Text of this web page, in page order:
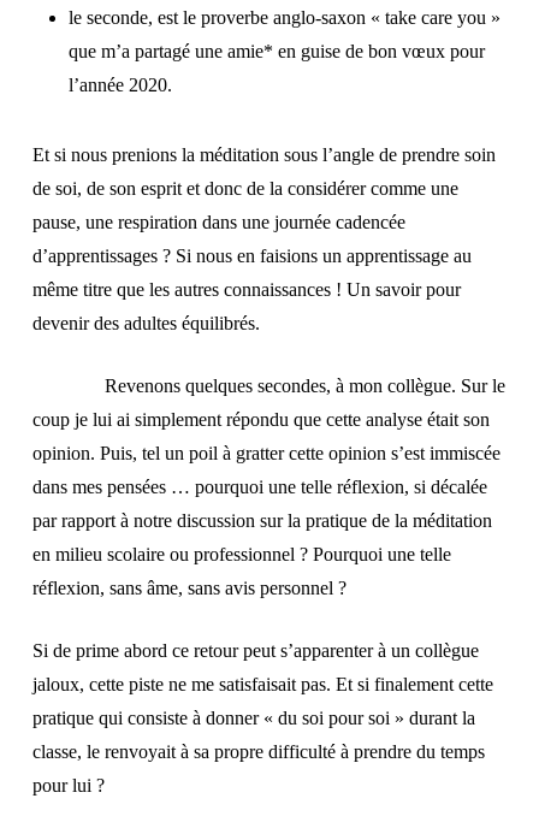
le seconde, est le proverbe anglo-saxon « take care you »
que m’a partagé une amie* en guise de bon vœux pour
l’année 2020.
Et si nous prenions la méditation sous l’angle de prendre soin
de soi, de son esprit et donc de la considérer comme une
pause, une respiration dans une journée cadencée
d’apprentissages ? Si nous en faisions un apprentissage au
même titre que les autres connaissances ! Un savoir pour
devenir des adultes équilibrés.
Revenons quelques secondes, à mon collègue. Sur le
coup je lui ai simplement répondu que cette analyse était son
opinion. Puis, tel un poil à gratter cette opinion s’est immiscée
dans mes pensées … pourquoi une telle réflexion, si décalée
par rapport à notre discussion sur la pratique de la méditation
en milieu scolaire ou professionnel ? Pourquoi une telle
réflexion, sans âme, sans avis personnel ?
Si de prime abord ce retour peut s’apparenter à un collègue
jaloux, cette piste ne me satisfaisait pas. Et si finalement cette
pratique qui consiste à donner « du soi pour soi » durant la
classe, le renvoyait à sa propre difficulté à prendre du temps
pour lui ?